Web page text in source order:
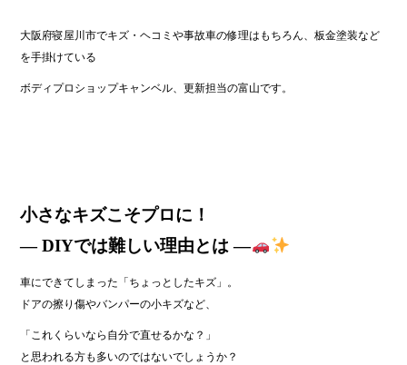
大阪府寝屋川市でキズ・ヘコミや事故車の修理はもちろん、板金塗装など
を手掛けている
ボディプロショップキャンベル、更新担当の富山です。
小さなキズこそプロに！
― DIYでは難しい理由とは ―
車にできてしまった「ちょっとしたキズ」。
ドアの擦り傷やバンパーの小キズなど、
「これくらいなら自分で直せるかな？」
と思われる方も多いのではないでしょうか？